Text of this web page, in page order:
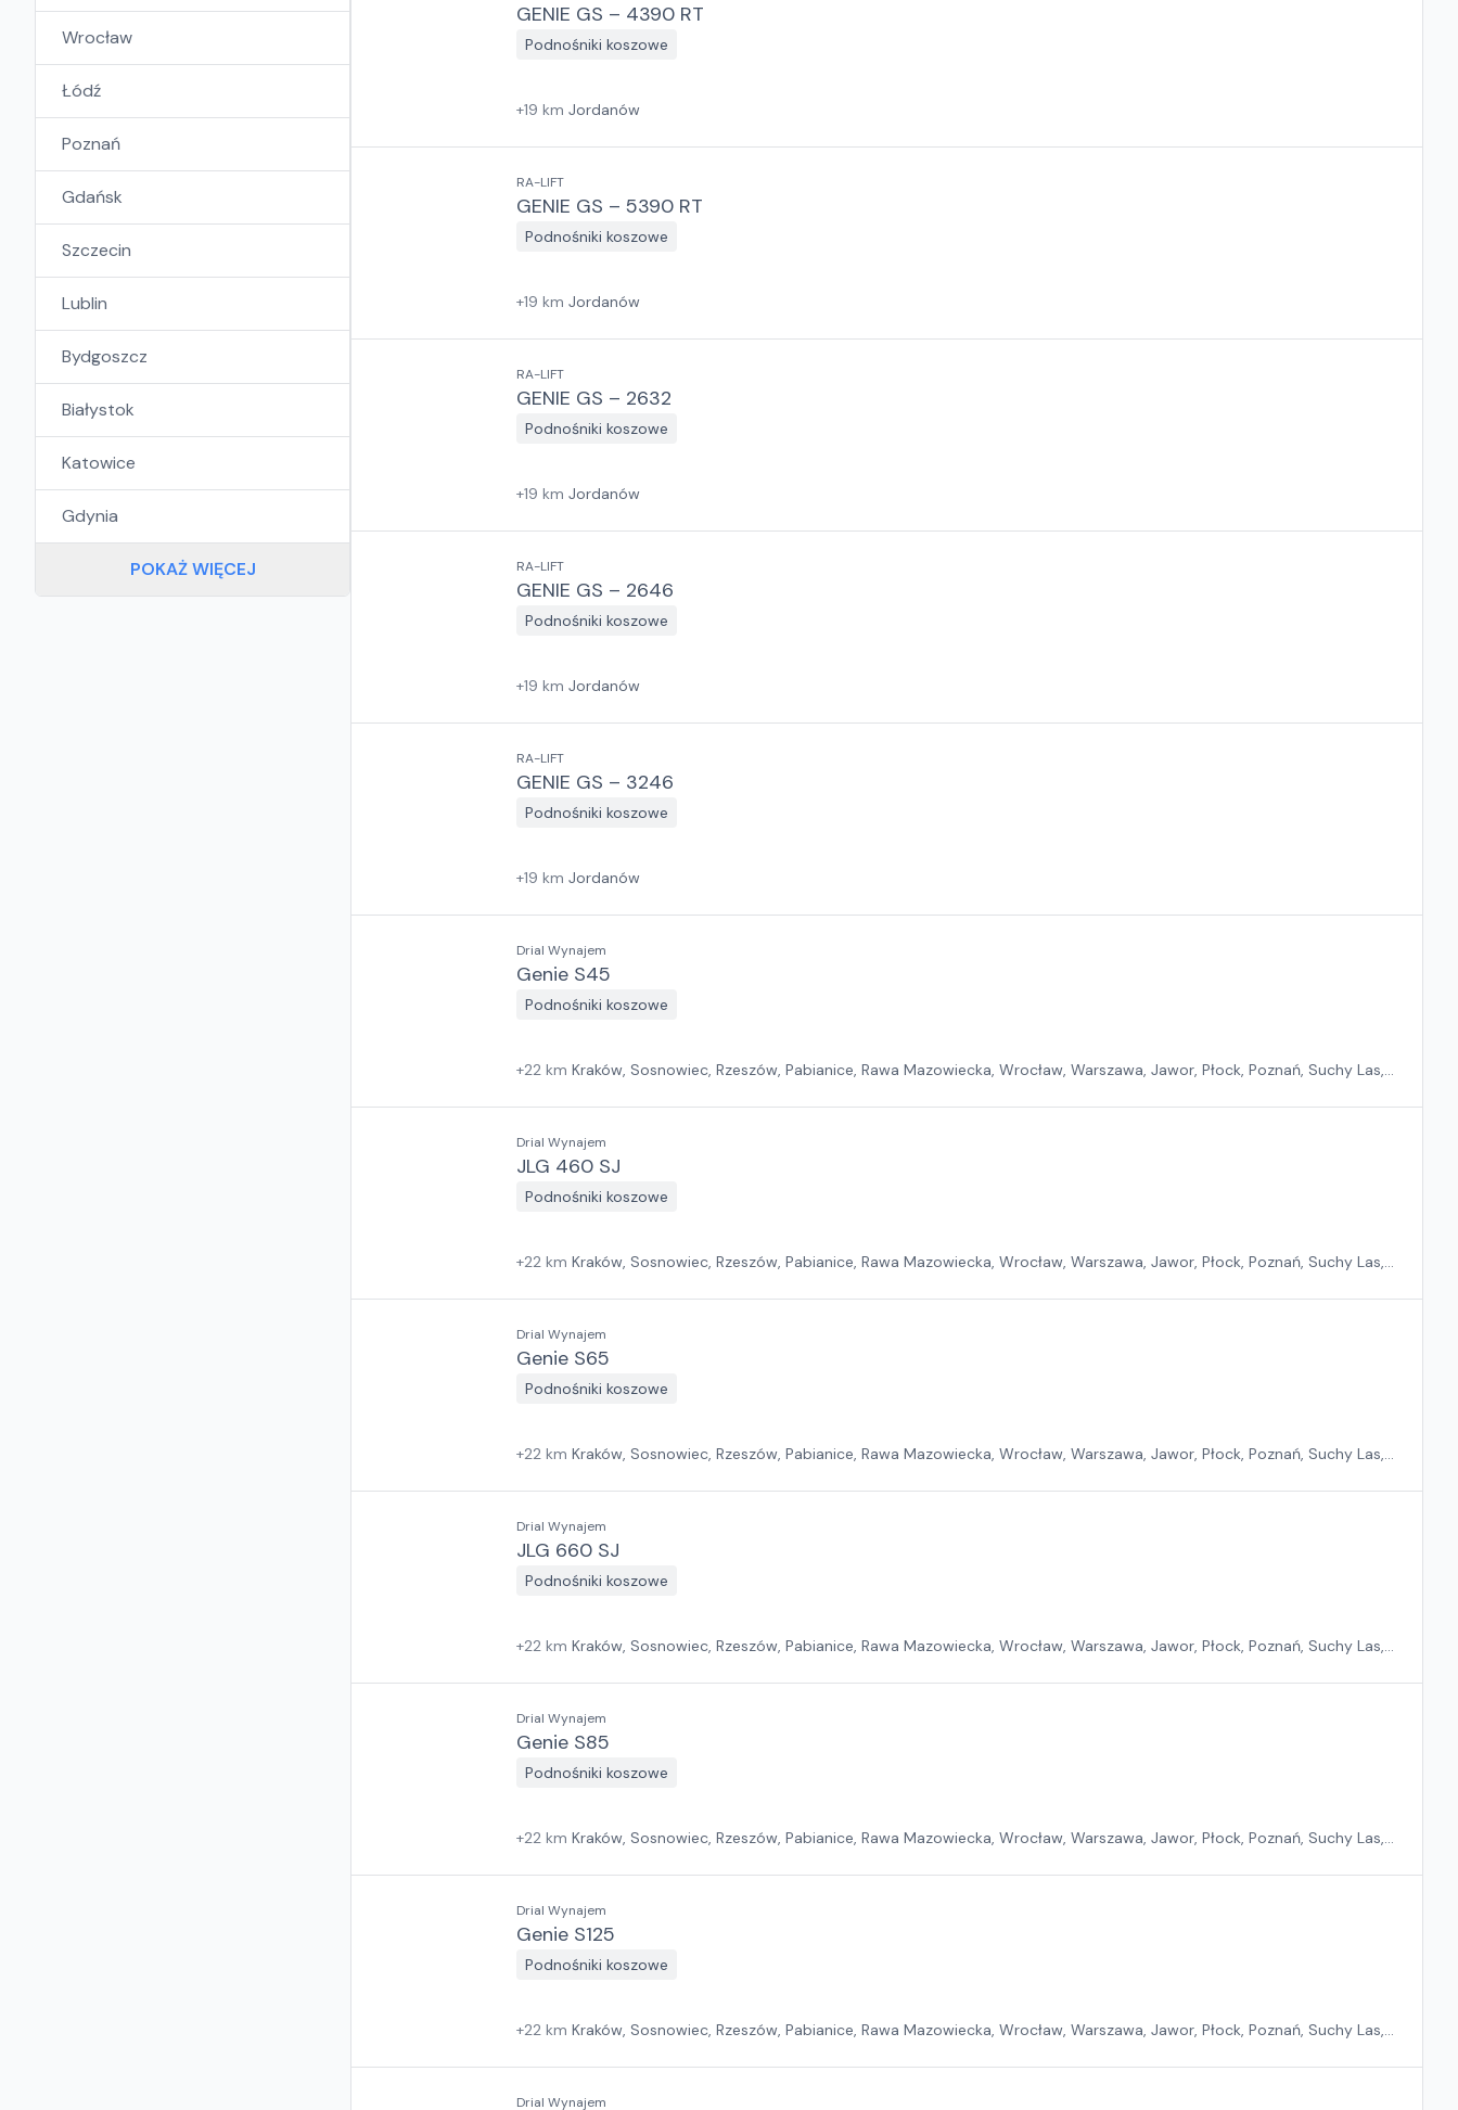
GENIE GS – 4390 RT
Podnośniki koszowe
+19 km Jordanów
RA-LIFT
GENIE GS – 5390 RT
Podnośniki koszowe
+19 km Jordanów
RA-LIFT
GENIE GS – 2632
Podnośniki koszowe
+19 km Jordanów
RA-LIFT
GENIE GS – 2646
Podnośniki koszowe
+19 km Jordanów
RA-LIFT
GENIE GS – 3246
Podnośniki koszowe
+19 km Jordanów
Drial Wynajem
Genie S45
Podnośniki koszowe
+22 km Kraków, Sosnowiec, Rzeszów, Pabianice, Rawa Mazowiecka, Wrocław, Warszawa, Jawor, Płock, Poznań, Suchy Las,
Drial Wynajem
JLG 460 SJ
Podnośniki koszowe
+22 km Kraków, Sosnowiec, Rzeszów, Pabianice, Rawa Mazowiecka, Wrocław, Warszawa, Jawor, Płock, Poznań, Suchy Las,
Drial Wynajem
Genie S65
Podnośniki koszowe
+22 km Kraków, Sosnowiec, Rzeszów, Pabianice, Rawa Mazowiecka, Wrocław, Warszawa, Jawor, Płock, Poznań, Suchy Las,
Drial Wynajem
JLG 660 SJ
Podnośniki koszowe
+22 km Kraków, Sosnowiec, Rzeszów, Pabianice, Rawa Mazowiecka, Wrocław, Warszawa, Jawor, Płock, Poznań, Suchy Las,
Drial Wynajem
Genie S85
Podnośniki koszowe
+22 km Kraków, Sosnowiec, Rzeszów, Pabianice, Rawa Mazowiecka, Wrocław, Warszawa, Jawor, Płock, Poznań, Suchy Las,
Drial Wynajem
Genie S125
Podnośniki koszowe
+22 km Kraków, Sosnowiec, Rzeszów, Pabianice, Rawa Mazowiecka, Wrocław, Warszawa, Jawor, Płock, Poznań, Suchy Las,
Drial Wynajem
Wrocław
Łódź
Poznań
Gdańsk
Szczecin
Lublin
Bydgoszcz
Białystok
Katowice
Gdynia
POKAŻ WIĘCEJ